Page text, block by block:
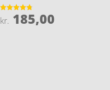
Vurderet
4.8
kr. 185,00